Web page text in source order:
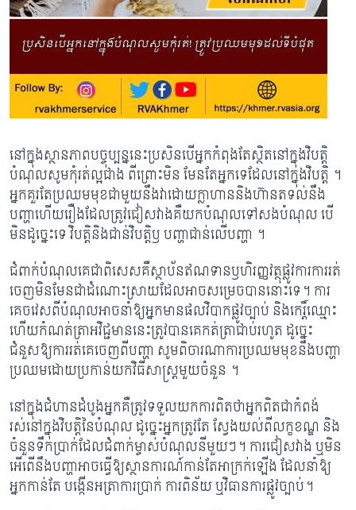
នៅក្នុងស្ថានភាពបច្ចុប្បន្ននេះប្រសិនបើអ្នកកំពុងតែស្ថិតនៅក្នុងវិបត្តិ
បំណុលសូមកុំរត់ល្អជាង ពីព្រោះមិន មែនតែអ្នកទេដែលនៅក្នុងវិបត្តិ ។
អ្នកគួរតែប្រឈមមុខជាមួយនឹងវាដោយក្លាហាននិងហ៊ានតទល់នឹង
បញ្ហាហើយរឿងដែលត្រូវជៀសវាងគឺយកបំណុលទៅសងបំណុល បើ
មិនដូច្នេះទេ វិបត្តិនិងជាន់វិបត្តិឫ បញ្ហាជាន់លើបញ្ហា ។
ជំពាក់បំណុលគេជាពិសេសគឺស្ថាប័នឥណទានឫហិរញ្ញវត្ថុផ្លូវការការរត់
ចេញមិនមែនជាដំណោះស្រាយដែលអាចសម្រេចបាននោះទេ។ ការ
គេចវេសពីបំណុលអាចនាំឱ្យអ្នកមានផលវិបាកផ្លូវច្បាប់ និងកេរ្តិ៍ឈ្មោះ
ហើយកំណត់ត្រាអវិជ្ជមាននេះត្រូវបានគេកត់ត្រាជាប់រហូត ដូច្នេះ
ជំនួសឱ្យការរត់គេចេញពីបញ្ហា សូមពិចារណាការប្រឈមមុខនឹងបញ្ហា
ប្រឈមដោយប្រកាន់យកវិធីសាស្រ្តមួយចំនួន ។
នៅក្នុងជំហានដំបូងអ្នកគឺត្រូវទទួលយកការពិតថាអ្នកពិតជាកំពង់
រស់នៅក្នុងវិបត្តិនៃបំណុល ដូច្នេះអ្នកត្រូវតែ ស្វែងយល់ពីលក្ខខណ្ឌ និង
ចំនួនទឹកប្រាក់ដែលជំពាក់ម្ចាស់បំណុលនីមួយៗ។ ការជៀសវាង ឬមិន
អើពើនឹងបញ្ហាអាចធ្វើឱ្យស្ថានការណ៍កាន់តែអាក្រក់ឡើង ដែលនាំឱ្យ
អ្នកកាន់តែ បង្កើនអត្រាការប្រាក់ ការពិន័យ ឬវិធានការផ្លូវច្បាប់។